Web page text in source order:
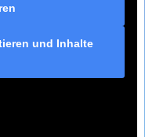
und Inhalte